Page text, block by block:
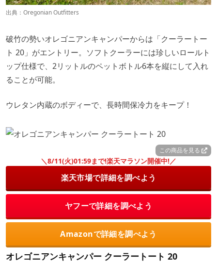
出典： Oregonian Outfitters
破竹の勢いオレゴニアンキャンパーからは「クーラートー
ト 20」がエントリー。ソフトクーラーには珍しいロールト
ップ仕様で、2リットルのペットボトル6本を縦にして入れ
ることが可能。
ウレタン内蔵のボディーで、長時間保冷力をキープ！
この商品を見る
＼8/11(火)01:59まで!楽天マラソン開催中!／
楽天市場で詳細を調べよう
ヤフーで詳細を調べよう
Amazonで詳細を調べよう
オレゴニアンキャンパー クーラートート 20